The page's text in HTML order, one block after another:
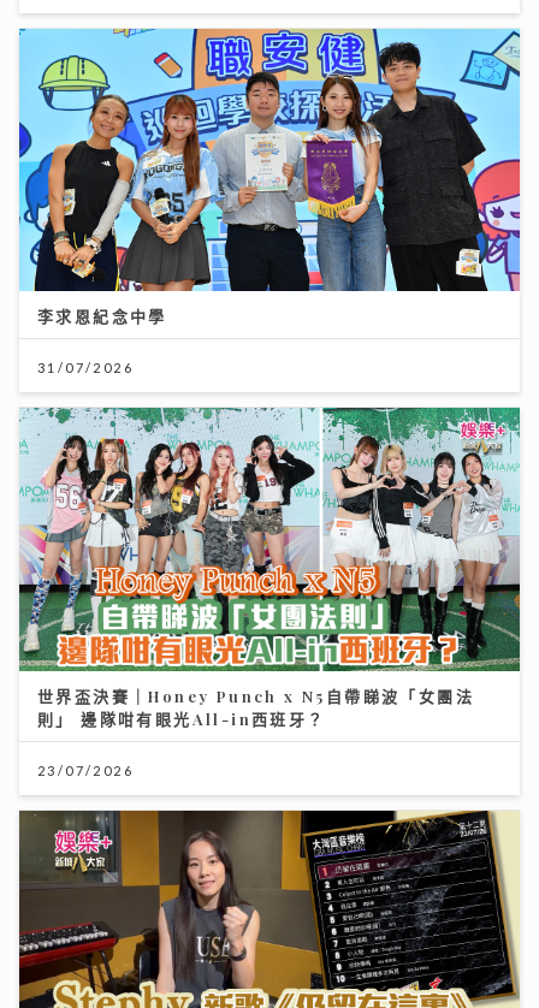
李求恩紀念中學
31/07/2026
世界盃決賽｜Honey Punch x N5自帶睇波「女團法
則」 邊隊咁有眼光All-in西班牙？
23/07/2026